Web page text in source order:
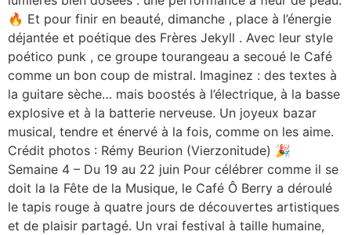
🔥 Et pour finir en beauté, dimanche , place à l’énergie
déjantée et poétique des Frères Jekyll . Avec leur style
poético punk , ce groupe tourangeau a secoué le Café
comme un bon coup de mistral. Imaginez : des textes à
la guitare sèche… mais boostés à l’électrique, à la basse
explosive et à la batterie nerveuse. Un joyeux bazar
musical, tendre et énervé à la fois, comme on les aime.
Crédit photos : Rémy Beurion (Vierzonitude) 🎉
Semaine 4 – Du 19 au 22 juin Pour célébrer comme il se
doit la la Fête de la Musique, le Café Ô Berry a déroulé
le tapis rouge à quatre jours de découvertes artistiques
et de plaisir partagé. Un vrai festival à taille humaine,